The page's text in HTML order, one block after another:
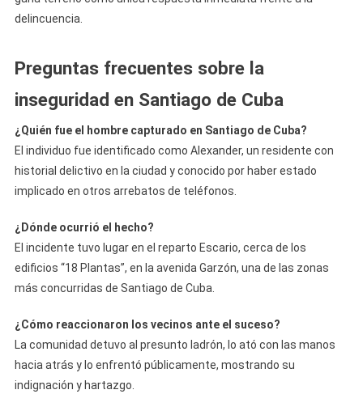
delincuencia.
Preguntas frecuentes sobre la
inseguridad en Santiago de Cuba
¿Quién fue el hombre capturado en Santiago de Cuba?
El individuo fue identificado como Alexander, un residente con
historial delictivo en la ciudad y conocido por haber estado
implicado en otros arrebatos de teléfonos.
¿Dónde ocurrió el hecho?
El incidente tuvo lugar en el reparto Escario, cerca de los
edificios “18 Plantas”, en la avenida Garzón, una de las zonas
más concurridas de Santiago de Cuba.
¿Cómo reaccionaron los vecinos ante el suceso?
La comunidad detuvo al presunto ladrón, lo ató con las manos
hacia atrás y lo enfrentó públicamente, mostrando su
indignación y hartazgo.